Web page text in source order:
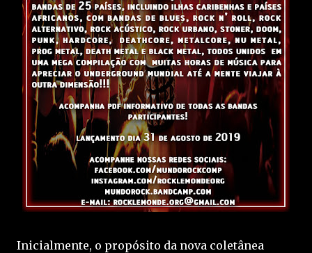
Inicialmente, o propósito da nova coletânea